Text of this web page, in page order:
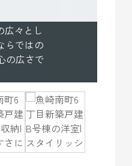
広々とし
らではの
の広さで